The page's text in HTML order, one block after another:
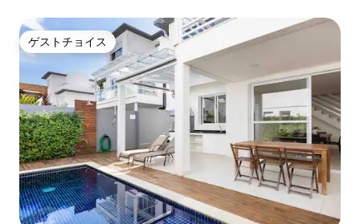
ゲストチョイス
ゲストチョイス